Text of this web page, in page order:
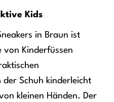
Kids
in Braun ist
von Kinderfüssen
der Schuh kinderleicht
kleinen Händen. Der